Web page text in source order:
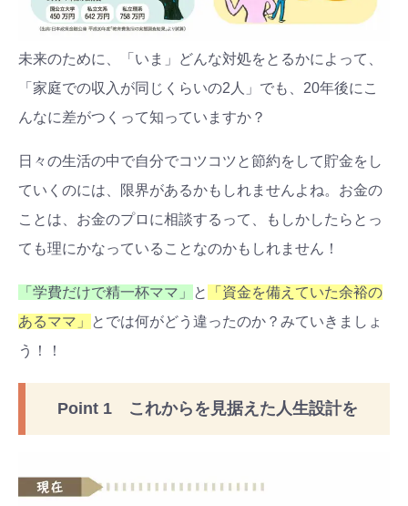
未来のために、「いま」どんな対処をとるかによって、
「家庭での収入が同じくらいの2人」でも、20年後にこ
んなに差がつくって知っていますか？
日々の生活の中で自分でコツコツと節約をして貯金をし
ていくのには、限界があるかもしれませんよね。お金の
ことは、お金のプロに相談するって、もしかしたらとっ
ても理にかなっていることなのかもしれません！
「学費だけで精一杯ママ」 と
「資金を備えていた余裕の
あるママ」
とでは何がどう違ったのか？みていきましょ
う！！
Point 1 これからを見据えた人生設計を